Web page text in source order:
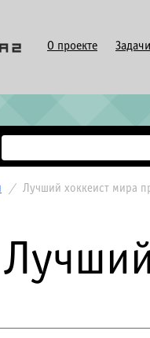
О проекте Задачи
/ Лучший хоккеист мира